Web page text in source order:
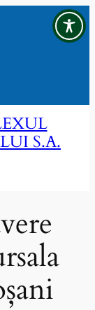
S.A.